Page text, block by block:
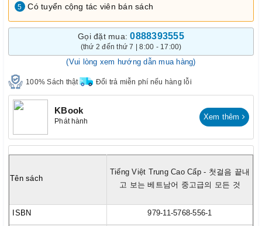
5 Có tuyển cộng tác viên bán sách
Gọi đặt mua:0888393555
(thứ 2 đến thứ 7 | 8:00 - 17:00)
(Vui lòng xem hướng dẫn mua hàng)
100% Sách thật Đổi trả miễn phí nếu hàng lỗi
KBook
Phát hành Xem thêm
Tên sách
Tiếng Việt Trung Cao Cấp - 첫걸음 끝내
고 보는 베트남어 중고급의 모든 것
ISBN 979-11-5768-556-1